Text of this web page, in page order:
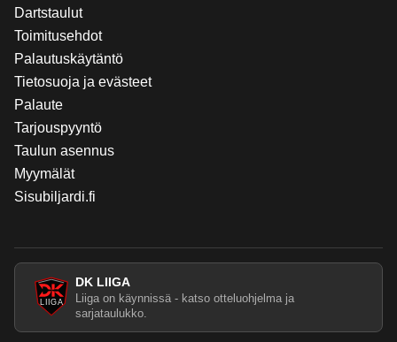
Dartstaulut
Toimitusehdot
Palautuskäytäntö
Tietosuoja ja evästeet
Palaute
Tarjouspyyntö
Taulun asennus
Myymälät
Sisubiljardi.fi
DK LIIGA
Liiga on käynnissä - katso otteluohjelma ja
sarjataulukko.